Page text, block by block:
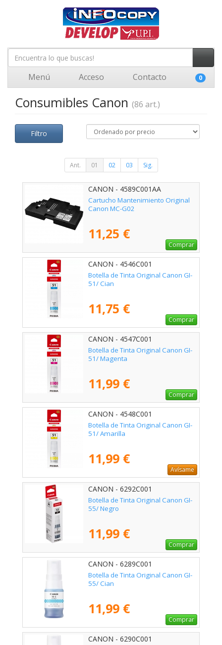
Menú Acceso Contacto 0
Consumibles Canon (86 art.)
Filtro
Ant. 01 02 03 Sig.
CANON - 4589C001AA
Cartucho Mantenimiento Original
Canon MC-G02
11,25 €
Comprar
CANON - 4546C001
Botella de Tinta Original Canon GI-
51/ Cian
11,75 €
Comprar
CANON - 4547C001
Botella de Tinta Original Canon GI-
51/ Magenta
11,99 €
Comprar
CANON - 4548C001
Botella de Tinta Original Canon GI-
51/ Amarilla
11,99 €
Avísame
CANON - 6292C001
Botella de Tinta Original Canon GI-
55/ Negro
11,99 €
Comprar
CANON - 6289C001
Botella de Tinta Original Canon GI-
55/ Cian
11,99 €
Comprar
CANON - 6290C001